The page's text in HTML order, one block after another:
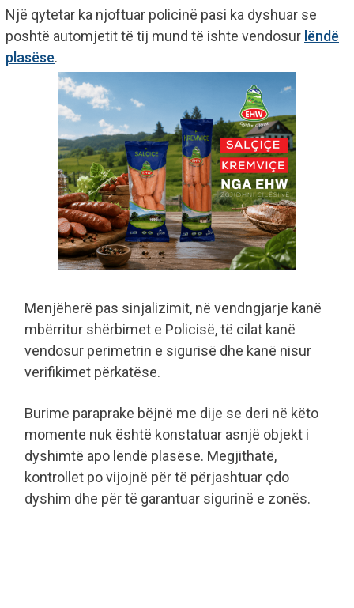
Një qytetar ka njoftuar policinë pasi ka dyshuar se
poshtë automjetit të tij mund të ishte vendosur lëndë
plasëse.
Menjëherë pas sinjalizimit, në vendngjarje kanë
mbërritur shërbimet e Policisë, të cilat kanë
vendosur perimetrin e sigurisë dhe kanë nisur
verifikimet përkatëse.
Burime paraprake bëjnë me dije se deri në këto
momente nuk është konstatuar asnjë objekt i
dyshimtë apo lëndë plasëse. Megjithatë,
kontrollet po vijojnë për të përjashtuar çdo
dyshim dhe për të garantuar sigurinë e zonës.